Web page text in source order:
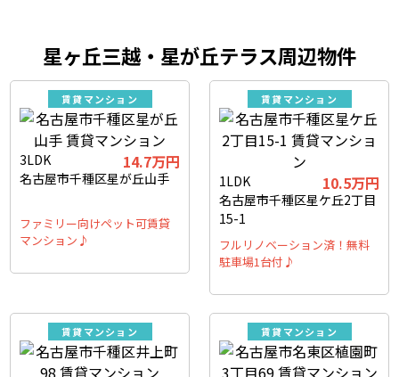
星ヶ丘三越・星が丘テラス周辺物件
賃貸マンション
3LDK 14.7万円
名古屋市千種区星が丘山手
ファミリー向けペット可賃貸
マンション♪
賃貸マンション
1LDK 10.5万円
名古屋市千種区星ケ丘2丁目
15-1
フルリノベーション済！無料
駐車場1台付♪
賃貸マンション 賃貸マンション